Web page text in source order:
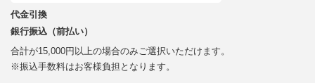
代金引換
銀行振込（前払い）
合計が15,000円以上の場合のみご選択いただけます。
※振込手数料はお客様負担となります。